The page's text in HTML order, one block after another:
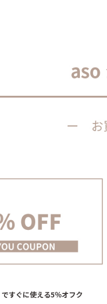
すぐに使える5％オフク